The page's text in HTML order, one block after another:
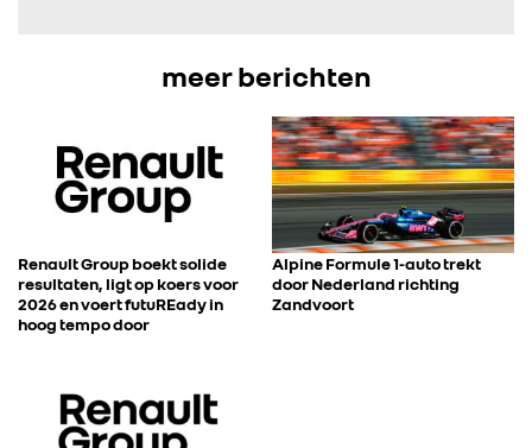
meer berichten
Renault Group boekt solide
resultaten, ligt op koers voor
2026 en voert futuREady in
hoog tempo door
Alpine Formule 1-auto trekt
door Nederland richting
Zandvoort